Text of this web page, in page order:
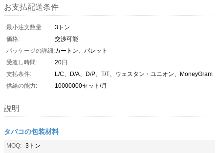
お支払配送条件
最小注文数量:
3トン
価格:
交渉可能
パッケージの詳細:カートン、パレット
受渡し時間:
20日
支払条件:
L/C、D/A、D/P、T/T、ウェスタン・ユニオン、MoneyGram
供給の能力:
10000000セット/月
説明
タバコの包装材料
MOQ: 3トン